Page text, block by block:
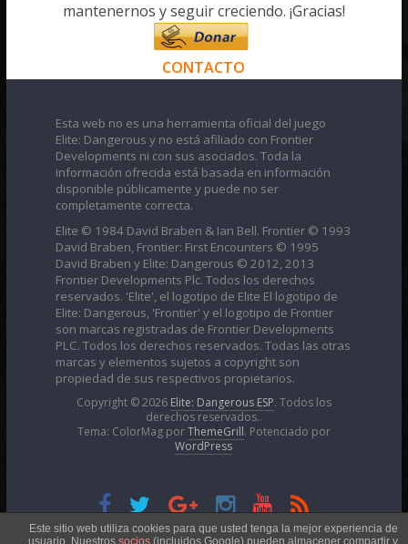
mantenernos y seguir creciendo. ¡Gracias!
CONTACTO
Esta web no es una herramienta oficial del juego
Elite: Dangerous y no está afiliado con Frontier
Developments ni con sus asociados. Toda la
información ofrecida está basada en información
disponible públicamente y puede no ser
completamente correcta.
Elite © 1984 David Braben & Ian Bell. Frontier © 1993
David Braben, Frontier: First Encounters © 1995
David Braben y Elite: Dangerous © 2012, 2013
Frontier Developments Plc. Todos los derechos
reservados. 'Elite', el logotipo de Elite El logotipo de
Elite: Dangerous, 'Frontier' y el logotipo de Frontier
son marcas registradas de Frontier Developments
PLC. Todos los derechos reservados. Todas las otras
marcas y elementos sujetos a copyright son
propiedad de sus respectivos propietarios.
Copyright © 2026 Elite: Dangerous ESP. Todos los
derechos reservados..
Tema: ColorMag porThemeGrill. Potenciado por
WordPress
Esta obra está bajo unaLicencia Creative Commons
Este sitio web utiliza cookies para que usted tenga la mejor experiencia de
usuario. Nuestros socios (incluidos Google) pueden almacener compartir y